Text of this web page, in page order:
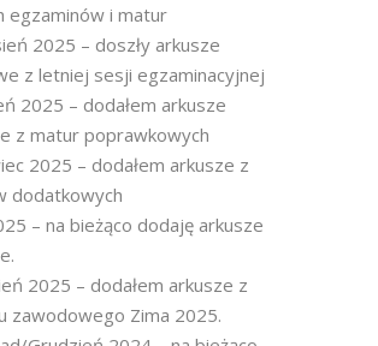
egzaminów i matur
2025 – doszły arkusze
z letniej sesji egzaminacyjnej
2025 – dodałem arkusze
z matur poprawkowych
2025 – dodałem arkusze z
dodatkowych
– na bieżąco dodaję arkusze
2025 – dodałem arkusze z
zawodowego Zima 2025.